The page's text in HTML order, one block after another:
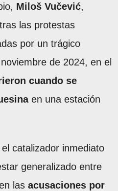
Miloš Vučević,
las protestas
por un trágico
de 2024, en el
cuando se
en una estación
catalizador inmediato
generalizado entre
las acusaciones por